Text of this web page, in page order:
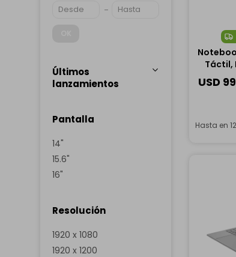
Táctil,
255U,
USD
Hasta en
Últimos
lanzamientos
Pantalla
14"
15.6"
16"
Resolución
1920 x 1080
1920 x 1200